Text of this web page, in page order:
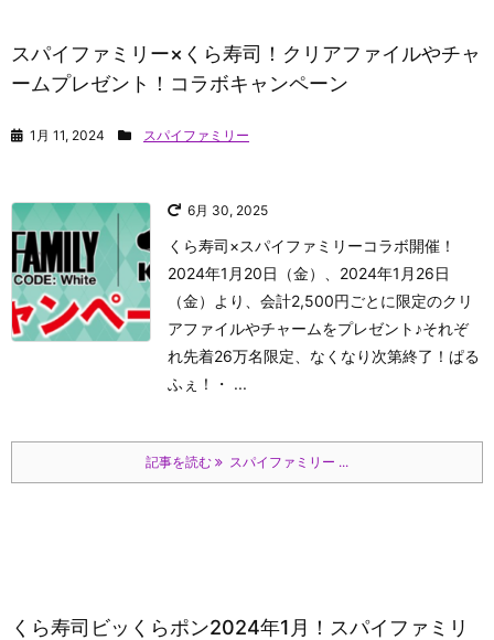
スパイファミリー×くら寿司！クリアファイルやチャ
ームプレゼント！コラボキャンペーン
1月 11, 2024 スパイファミリー
6月 30, 2025
くら寿司×スパイファミリーコラボ開催！
2024年1月20日（金）、2024年1月26日
（金）より、会計2,500円ごとに限定のクリ
アファイルやチャームをプレゼント♪それぞ
れ先着26万名限定、なくなり次第終了！ぱる
ふぇ！
・ ...
記事を読む スパイファミリー ...
くら寿司ビッくらポン2024年1月！スパイファミリ